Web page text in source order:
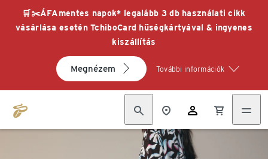
🛒✂️ÁFAmentes napok* legalább 3 db használati cikk
vásárlása esetén TchiboCard hűségkártyával & ingyenes
kiszállítás
Megnézem További információk